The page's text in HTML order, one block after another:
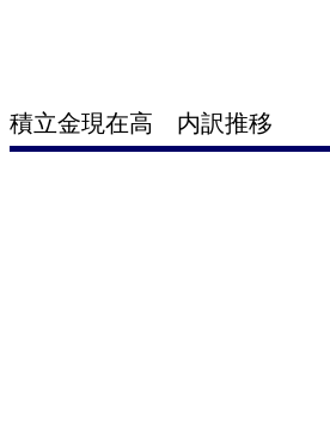
積立金現在高 内訳推移